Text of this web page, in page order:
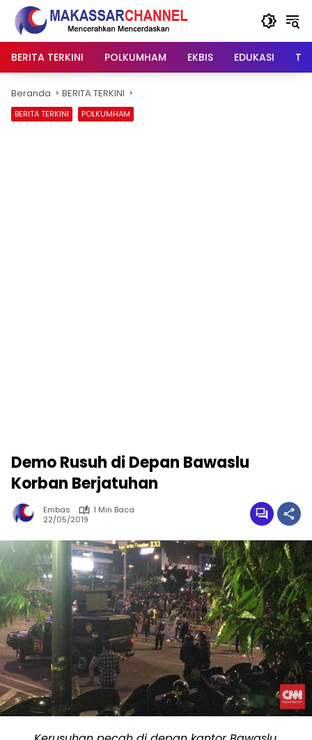
Langsung
konten
BERITA TERKINI
POLKUMHAM EKBIS EDUKASI
Beranda BERITA TERKINI
BERITA TERKINI POLKUMHAM
Demo Rusuh di Depan Bawaslu
Korban Berjatuhan
Embas
1 Min Baca
22/05/2019